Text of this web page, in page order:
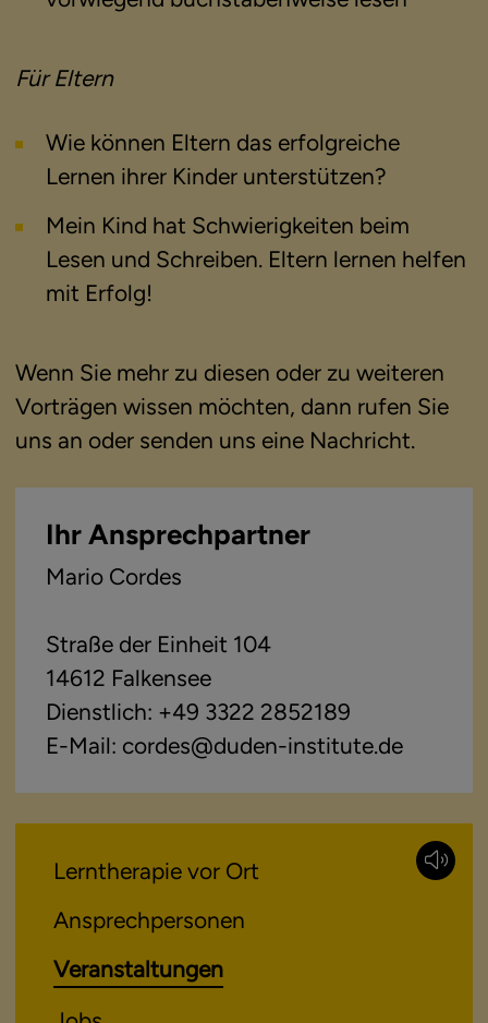
Für Eltern
Wie können Eltern das erfolgreiche
Lernen ihrer Kinder unterstützen?
Mein Kind hat Schwierigkeiten beim
Lesen und Schreiben. Eltern lernen helfen
mit Erfolg!
Wenn Sie mehr zu diesen oder zu weiteren
Vorträgen wissen möchten, dann rufen Sie
uns an oder senden uns eine Nachricht.
Ihr Ansprechpartner
Mario Cordes
Straße der Einheit 104
14612 Falkensee
Dienstlich: +49 3322 2852189
E-Mail: cordes@duden-institute.de
Lerntherapie vor Ort
Ansprechpersonen
Veranstaltungen